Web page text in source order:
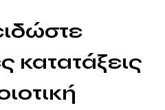
κατατάξεις